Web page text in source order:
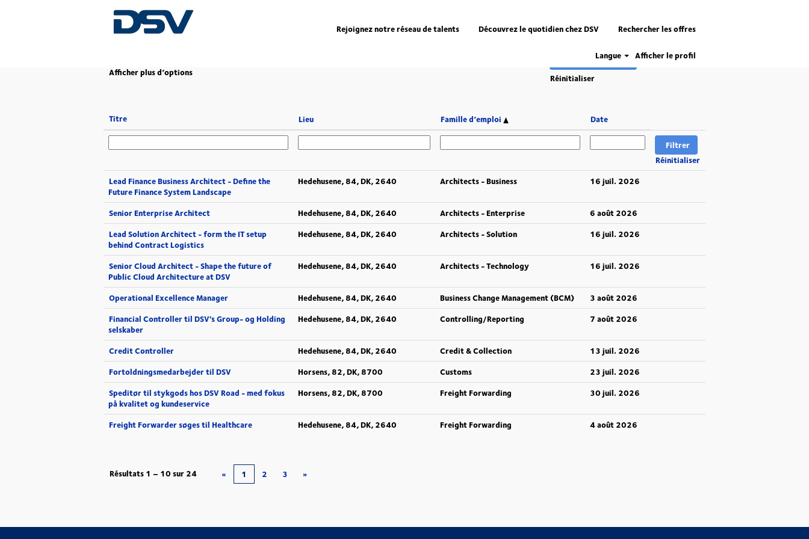
Rejoignez notre réseau de talents Découvrez le quotidien chez DSV Rechercher les offres
Langue Afficher le profil
Accueil |chez DSV (page
actuelle)
Afficher plus d’options Réinitialiser
Titre Lieu Famille d’emploi Date
Réinitialiser
Lead Finance Business Architect - Define the
Future Finance System Landscape
Hedehusene, 84, DK, 2640 Architects - Business 16 juil. 2026
Senior Enterprise Architect Hedehusene, 84, DK, 2640 Architects - Enterprise
6 août 2026
Lead Solution Architect - form the IT setup
behind Contract Logistics
Hedehusene, 84, DK, 2640 Architects - Solution 16 juil. 2026
Senior Cloud Architect - Shape the future of
Public Cloud Architecture at DSV
Hedehusene, 84, DK, 2640 Architects - Technology 16 juil. 2026
Operational Excellence Manager Hedehusene, 84, DK, 2640 Business Change Management (BCM)
3 août 2026
Financial Controller til DSV's Group- og Holding
selskaber
Hedehusene, 84, DK, 2640 Controlling/Reporting 7 août 2026
Credit Controller Hedehusene, 84, DK, 2640 Credit & Collection
13 juil. 2026
Fortoldningsmedarbejder til DSV
Horsens, 82, DK, 8700 Customs
23 juil. 2026
Speditør til stykgods hos DSV Road - med fokus
på kvalitet og kundeservice
Horsens, 82, DK, 8700 Freight Forwarding 30 juil. 2026
Freight Forwarder søges til Healthcare Hedehusene, 84, DK, 2640 Freight Forwarding 4 août 2026
Résultats 1 – 10 sur 24 « 1 2 3 »